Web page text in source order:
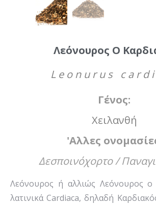
Λεόνουρος Ο
Leonurus
Γένος:
Χειλανθή
'Αλλες
Δεσποινόχορτο /
Λεόνουρος ή αλλιώς Λεόνουρος ο
λατινικά Cardiaca, δηλαδή